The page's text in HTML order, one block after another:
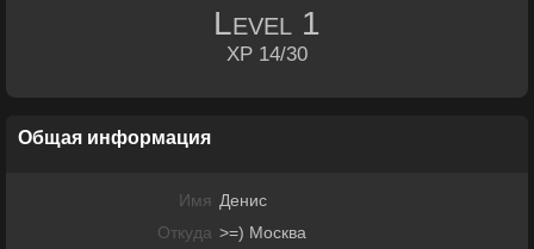
Level 1
XP 14/30
Общая информация
Имя Денис
Откуда >=) Москва